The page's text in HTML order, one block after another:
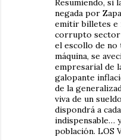
Resumiendo, si
negada por
emitir billetes e
corrupto sector
el escollo de no
máquina, se
empresarial de
galopante
de la
viva de un
dispondrá a
indispensable…
población. LOS